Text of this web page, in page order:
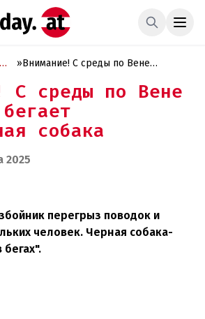
»Внимание! С среды по Вене
С среды по Вене
собака
2025
перегрыз поводок и
человек. Черная собака-
бегах".